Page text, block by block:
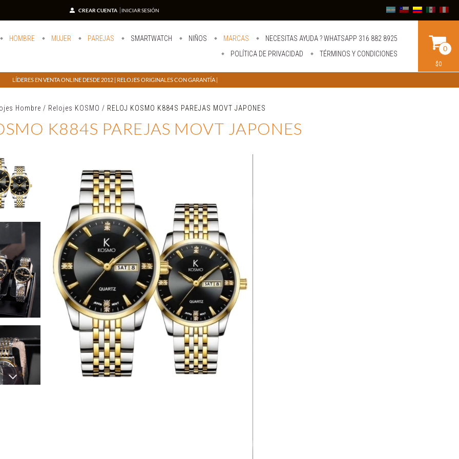
CREAR CUENTA INICIAR SESIÓN
HOMBRE MUJER PAREJAS SMARTWATCH NIÑOS MARCAS
NECESITAS AYUDA ? WHATSAPP 316 882 8925
POLÍTICA DE PRIVACIDAD
TÉRMINOS Y CONDICIONES
0
$0
LÍDERES EN VENTA ONLINE DESDE 2012 | RELOJES ORIGINALES CON GARANTÍA |
Hombre / Relojes KOSMO / RELOJ KOSMO K884S PAREJAS MOVT JAPONES
K884S PAREJAS MOVT JAPONES